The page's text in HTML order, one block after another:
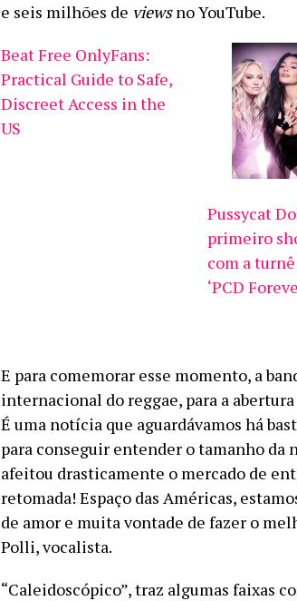
e seis milhões de viewsno YouTube.
Beat Free OnlyFans:
Practical Guide to Safe,
Discreet Access in the
US
Pussycat
primeiro
com a
‘PCD
E para comemorar esse momento, a
internacional do reggae, para a
É uma notícia que aguardávamos há
para conseguir entender o tamanho da
afeitou drasticamente o mercado de
retomada! Espaço das Américas,
de amor e muita vontade de fazer o
Polli, vocalista.
“Caleidoscópico”, traz algumas faixas